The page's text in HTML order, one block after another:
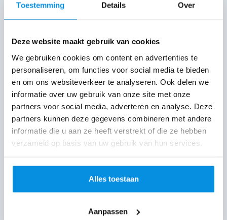
Toestemming Details Over
Deze website maakt gebruik van cookies
We gebruiken cookies om content en advertenties te
personaliseren, om functies voor social media te bieden
en om ons websiteverkeer te analyseren. Ook delen we
informatie over uw gebruik van onze site met onze
partners voor social media, adverteren en analyse. Deze
partners kunnen deze gegevens combineren met andere
informatie die u aan ze heeft verstrekt of die ze hebben
verzameld op basis van uw gebruik van hun services.
Alles toestaan
Aanpassen
Maak gebruik van contrast:
visueel opvallen.
Maximaliseer je
resultaten
‘Above the fold’ is niet zomaar een plek op
je website – het is de plek waar bezoekers
besluiten of ze verder willen klikken of
vertrekken. Door deze ruimte effectief in te
richten met een duidelijke boodschap,
sterke visuele elementen en een
overtuigende CTA, kun je jouw conversies